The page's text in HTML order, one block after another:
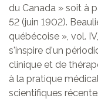
du Canada » soit à
52 (juin 1902).
québécoise », vol.
s'inspire d'un
clinique et de
à la pratique
scientifiques